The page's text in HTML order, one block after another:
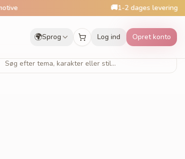
1-2 dages levering
🌍Sprog Log ind Opret konto